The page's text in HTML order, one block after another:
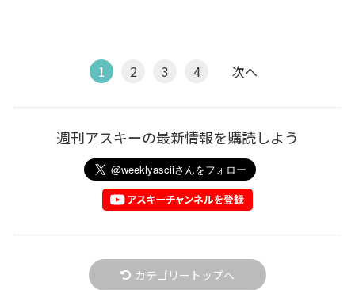
1 2 3 4 次へ
週刊アスキーの最新情報を購読しよう
カテゴリートップへ